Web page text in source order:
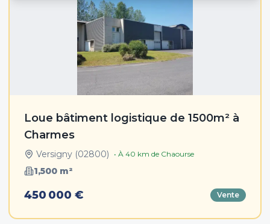
Loue bâtiment logistique de 1500m² à
Charmes
Versigny (02800) • À 40 km de Chaourse
1,500 m²
450 000 € Vente